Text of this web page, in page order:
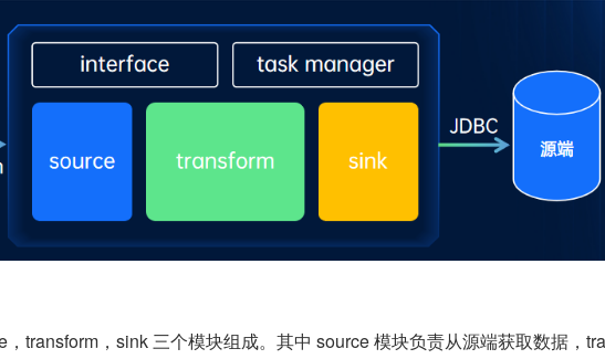
transform，sink 三个模块组成。其中 source 模块负责从源端获取数据，tra